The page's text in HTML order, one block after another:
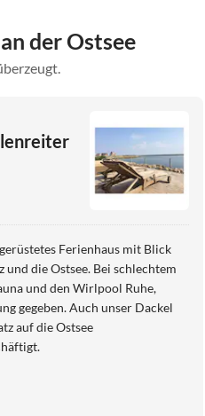
der Ostsee
Ferienhaus mit Blick
die Ostsee. Bei schlechtem
und den Wirlpool Ruhe,
gegeben. Auch unser Dackel
auf die Ostsee